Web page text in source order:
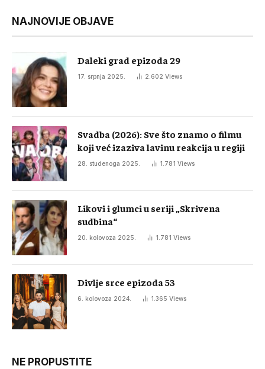
NAJNOVIJE OBJAVE
Daleki grad epizoda 29
17. srpnja 2025. 2.602 Views
Svadba (2026): Sve što znamo o filmu
koji već izaziva lavinu reakcija u regiji
28. studenoga 2025. 1.781 Views
Likovi i glumci u seriji „Skrivena
sudbina“
20. kolovoza 2025. 1.781 Views
Divlje srce epizoda 53
6. kolovoza 2024. 1.365 Views
NE PROPUSTITE